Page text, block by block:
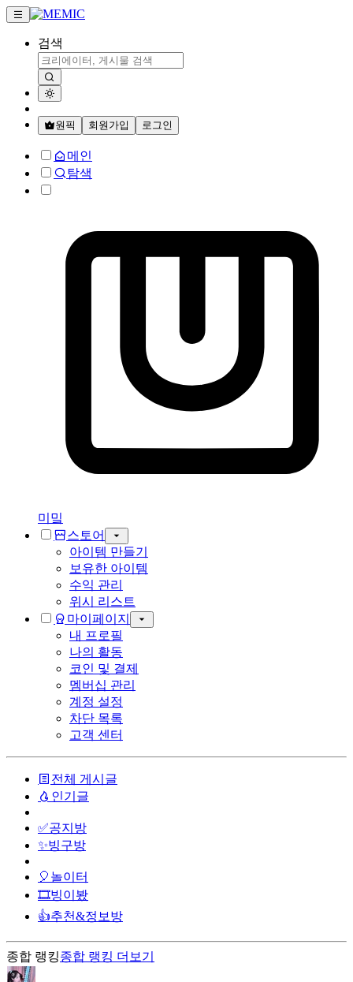
검색
원픽 회원가입 로그인
메인
탐색
미밐
스토어
아이템 만들기
보유한 아이템
수익 관리
위시 리스트
마이페이지
내 프로필
나의 활동
코인 및 결제
멤버십 관리
계정 설정
차단 목록
고객 센터
전체 게시글
인기글
✅공지방
✨빙구방
🎈놀이터
🎞️빙이봤
👍추천&정보방
종합 랭킹종합 랭킹 더보기